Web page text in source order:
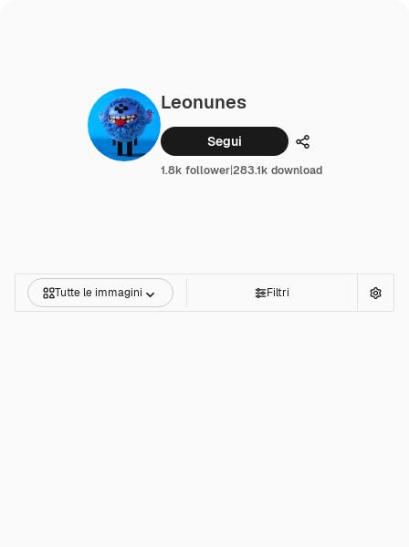
Leonunes
Segui Condividi
1.8k follower|283.1k download
Tutte le immagini Filtri